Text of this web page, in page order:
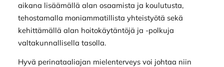
aikana lisäämällä alan osaamista ja koulutusta,
tehostamalla moniammatillista yhteistyötä sekä
kehittämällä alan hoitokäytäntöjä ja -polkuja
valtakunnallisella tasolla.
Hyvä perinataaliajan mielenterveys voi johtaa niin